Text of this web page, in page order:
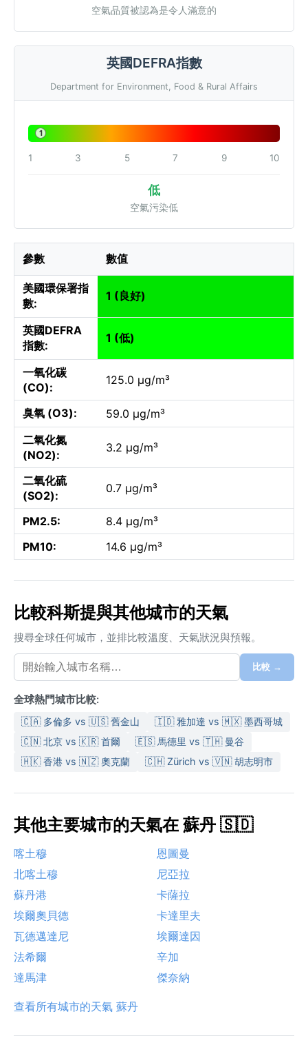
空氣品質被認為是令人滿意的
英國DEFRA指數
Department for Environment, Food & Rural Affairs
1
1 3 5 7 9 10
低
空氣污染低
參數 數值
美國環保署指
數:
1 (良好)
英國DEFRA
指數:
1 (低)
一氧化碳
(CO):
125.0 µg/m³
臭氧 (O3):
59.0 µg/m³
二氧化氮
(NO2):
3.2 µg/m³
二氧化硫
(SO2):
0.7 µg/m³
PM2.5:
8.4 µg/m³
PM10:
14.6 µg/m³
比較科斯提與其他城市的天氣
搜尋全球任何城市，並排比較溫度、天氣狀況與預報。
比較 →
全球熱門城市比較:
🇨🇦 多倫多 vs 🇺🇸 舊金山
🇮🇩 雅加達 vs 🇲🇽 墨西哥城
🇨🇳 北京 vs 🇰🇷 首爾
🇪🇸 馬德里 vs 🇹🇭 曼谷
🇭🇰 香港 vs 🇳🇿 奧克蘭
🇨🇭 Zürich vs 🇻🇳 胡志明市
其他主要城市的天氣在 蘇丹 🇸🇩
喀土穆
恩圖曼
北喀土穆
尼亞拉
蘇丹港
卡薩拉
埃爾奧貝德
卡達里夫
瓦德邁達尼
埃爾達因
法希爾
辛加
達馬津
傑奈納
查看所有城市的天氣 蘇丹